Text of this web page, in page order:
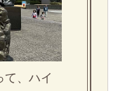
て、ハイ